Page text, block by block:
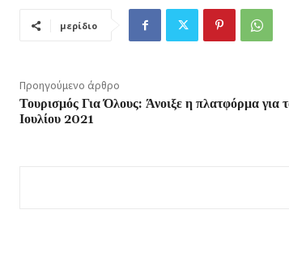
μερίδιο
Προηγούμενο άρθρο
Τουρισμός Για Όλους: Άνοιξε η πλατφόρμα
Ιουλίου 2021